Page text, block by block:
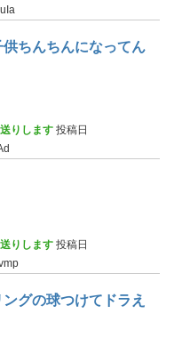
ちんちんになってん
りします 投稿日
りします 投稿日
グの球つけてドラえ